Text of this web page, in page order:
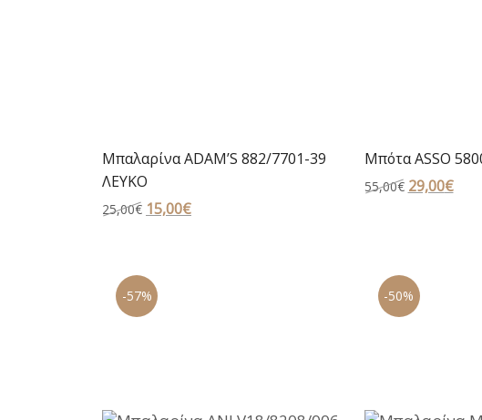
Μπαλαρίνα ADAM’S 882/7701-39
ΛΕΥΚΟ
25,00€ Original
25,00€.
15,00€Η
Μπότα ASSO
55,00€ Original
29,00€Η
-57% -50%